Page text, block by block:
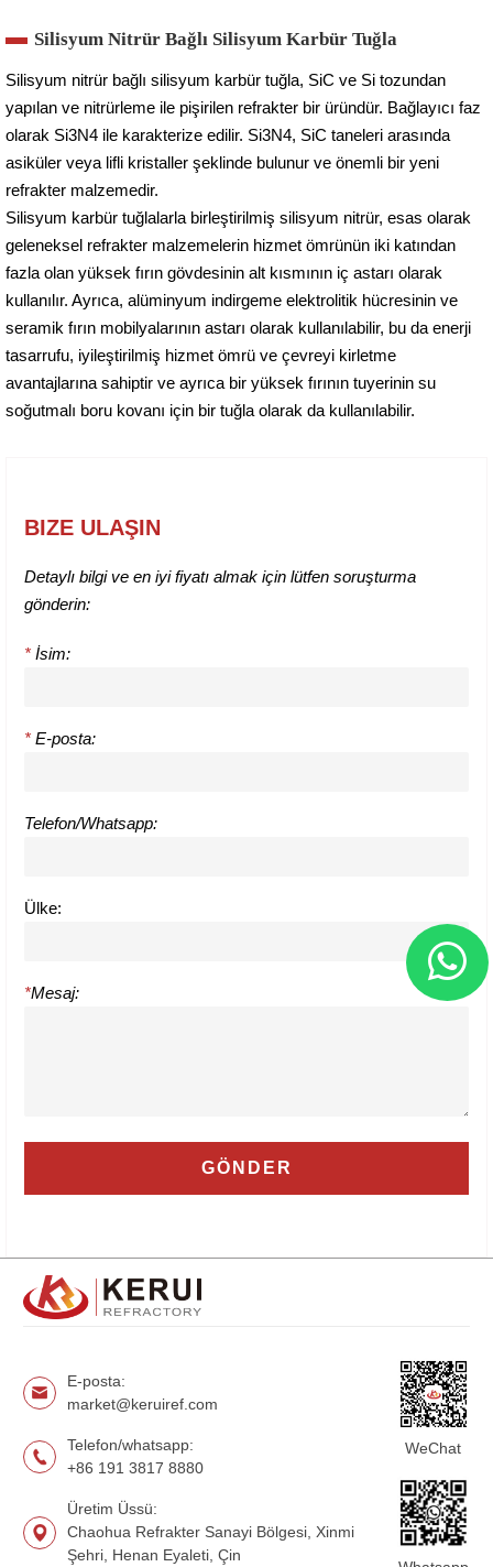
Silisyum Nitrür Bağlı Silisyum Karbür Tuğla
Silisyum nitrür bağlı silisyum karbür tuğla, SiC ve Si tozundan
yapılan ve nitrürleme ile pişirilen refrakter bir üründür. Bağlayıcı faz
olarak Si3N4 ile karakterize edilir. Si3N4, SiC taneleri arasında
asiküler veya lifli kristaller şeklinde bulunur ve önemli bir yeni
refrakter malzemedir.
Silisyum karbür tuğlalarla birleştirilmiş silisyum nitrür, esas olarak
geleneksel refrakter malzemelerin hizmet ömrünün iki katından
fazla olan yüksek fırın gövdesinin alt kısmının iç astarı olarak
kullanılır. Ayrıca, alüminyum indirgeme elektrolitik hücresinin ve
seramik fırın mobilyalarının astarı olarak kullanılabilir, bu da enerji
tasarrufu, iyileştirilmiş hizmet ömrü ve çevreyi kirletme
avantajlarına sahiptir ve ayrıca bir yüksek fırının tuyerinin su
soğutmalı boru kovanı için bir tuğla olarak da kullanılabilir.
BIZE ULAŞIN
Detaylı bilgi ve en iyi fiyatı almak için lütfen soruşturma
gönderin:
* İsim:
* E-posta:
Telefon/Whatsapp:
Ülke:
*Mesaj:
E-posta:
market@keruiref.com
Telefon/whatsapp:
+86 191 3817 8880
Üretim Üssü:
Chaohua Refrakter Sanayi Bölgesi, Xinmi
Şehri, Henan Eyaleti, Çin
WeChat